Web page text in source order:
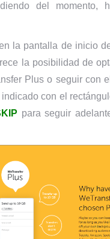
del momento,
la pantalla de inicio
la posibilidad de
Plus o seguir con
con el
para seguir